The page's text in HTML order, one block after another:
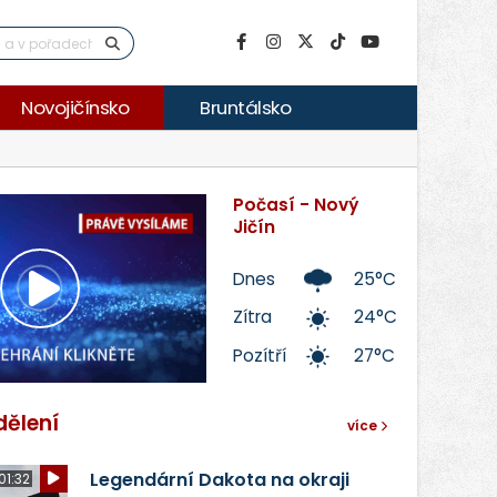
Novojičínsko Bruntálsko
Přehrát
video
Počasí - Nový
Jičín
Dnes
25°C
Zítra
24°C
Pozítří
27°C
více
Legendární Dakota na okraji